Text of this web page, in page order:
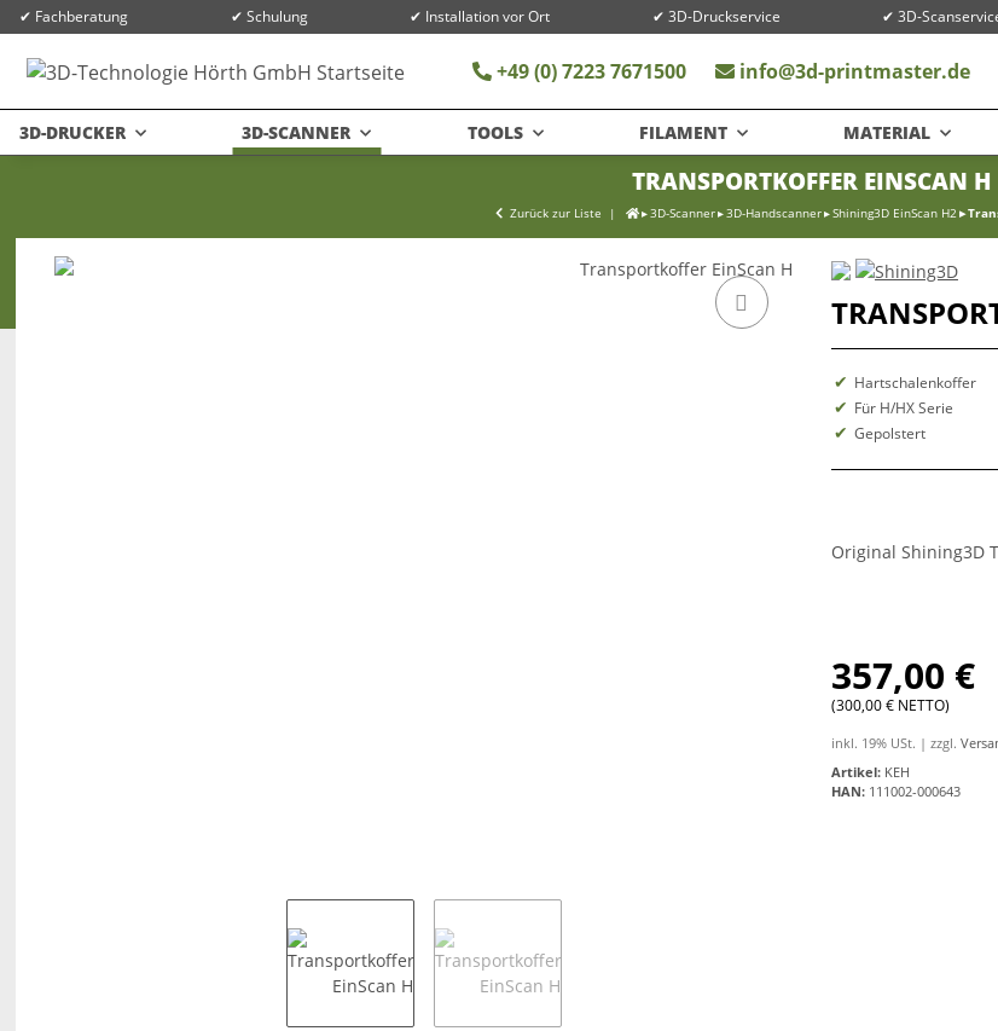
✔ Fachberatung ✔ Schulung ✔ Installation vor Ort ✔ 3D-Druckservice ✔ 3D-
+49 (0) 7223 7671500 info@3d-printmaster.de
3D-DRUCKER 3D-SCANNER TOOLS FILAMENT MATERIAL
TRANSPORTKOFFER EINSCAN H
Zurück zur Liste 3D-Scanner 3D-Handscanner Shining3D EinScan H2
Hartschalenkoffer
Für H/HX Serie
Gepolstert
Original Shining3D
357,00 €
(300,00 € NETTO)
inkl. 19% USt. | zzgl.
Artikel: KEH
HAN: 111002-000643